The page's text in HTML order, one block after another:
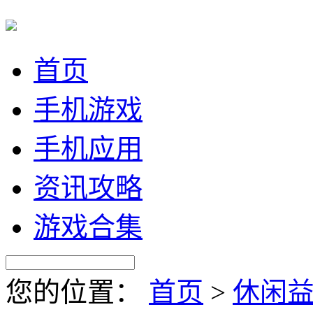
首页
手机游戏
手机应用
资讯攻略
游戏合集
您的位置： 首页 > 休闲